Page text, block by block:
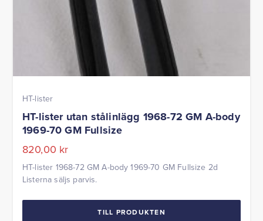
HT-lister
HT-lister utan stålinlägg 1968-72 GM A-body
1969-70 GM Fullsize
820,00 kr
HT-lister 1968-72 GM A-body 1969-70 GM Fullsize 2d
Listerna säljs parvis.
TILL PRODUKTEN